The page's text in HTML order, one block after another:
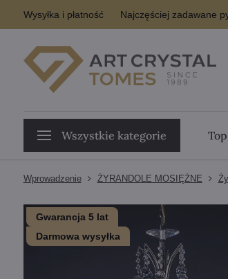
Wysyłka i płatność Najczęściej zadawane
Wszystkie kategorie
Wprowadzenie ŻYRANDOLE MOSIĘŻNE
Gwarancja 5 lat
Darmowa wysyłka